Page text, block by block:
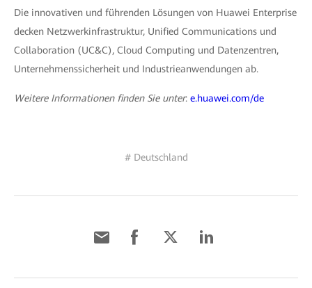
Die innovativen und führenden Lösungen von Huawei Enterprise
decken Netzwerkinfrastruktur, Unified Communications und
Collaboration (UC&C), Cloud Computing und Datenzentren,
Unternehmenssicherheit und Industrieanwendungen ab.
Weitere Informationen finden Sie unter: e.huawei.com/de
# Deutschland